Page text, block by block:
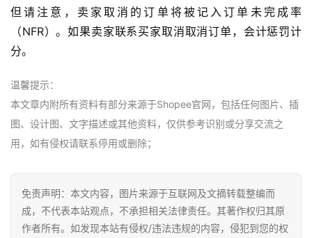
但请注意，卖家取消的订单将被记入订单未完成率
（NFR）。如果卖家联系买家取消取消订单，会计惩罚计
分。
温馨提示：
本文章内附所有资料有部分来源于Shopee官网，包括任何图片、插
图、设计图、文字描述或其他资料，仅供参考识别或分享交流之
用，如有侵权请联系停用或删除；
免责声明：本文内容，图片来源于互联网及文摘转载整编而
成，不代表本站观点，不承担相关法律责任。其著作权归其原
作者所有。如发现本站有侵权/违法违规的内容，侵犯到您的权